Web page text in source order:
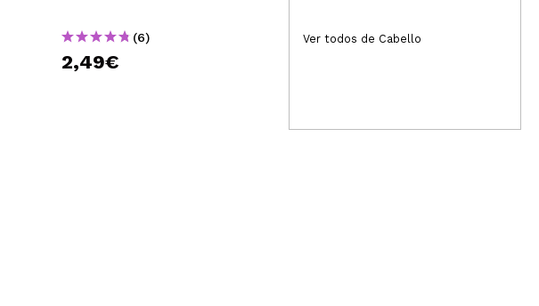
(6)
2,49€
(3)
Ver todos de Cabello